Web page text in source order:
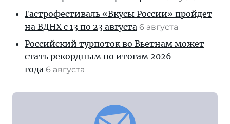
Гастрофестиваль «Вкусы России» пройдет
на ВДНХ с 13 по 23 августа 6 августа
Российский турпоток во Вьетнам может
стать рекордным по итогам 2026
года 6 августа